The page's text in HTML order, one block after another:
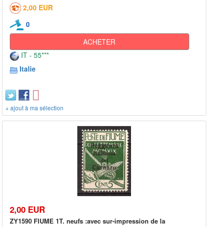
2,00 EUR
0
ACHETER
IT - 55***
Italie
+ ajout à ma sélection
2,00 EUR
ZY1590 FIUME 1T. neufs :avec sur-impression de la